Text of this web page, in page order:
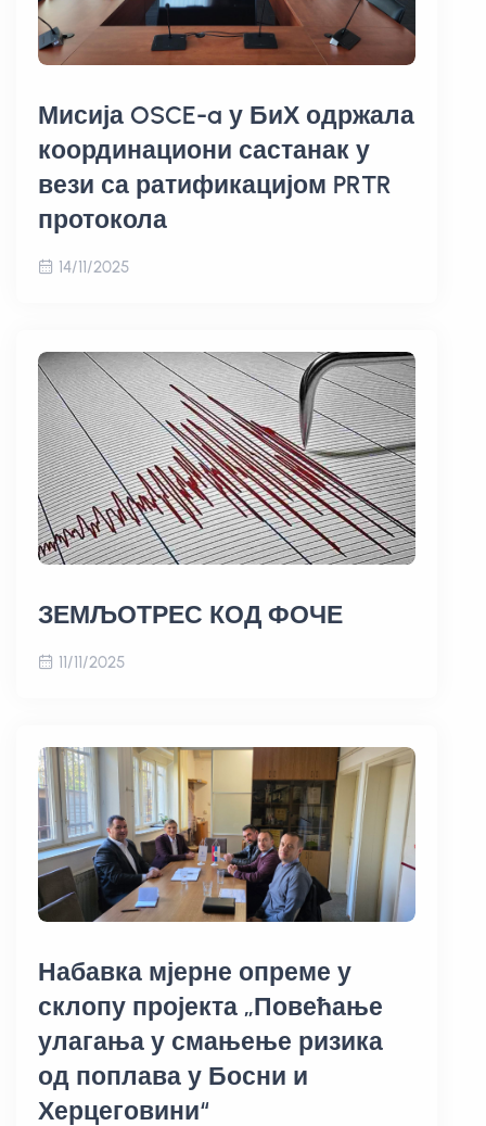
Мисија OSCE-a у БиХ одржала
координациони састанак у
вези са ратификацијом PRTR
протокола
14/11/2025
ЗЕМЉОТРЕС КОД ФОЧЕ
11/11/2025
Набавка мјерне опреме у
склопу пројекта „Повећање
улагања у смањење ризика
од поплава у Босни и
Херцеговини“